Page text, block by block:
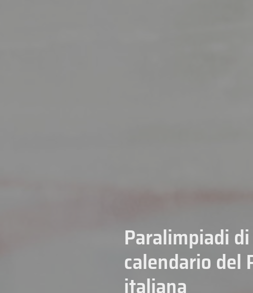
Paralimpiadi
calendario del
italiana